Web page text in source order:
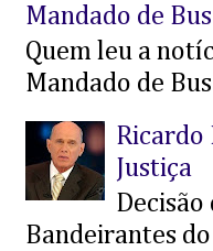
Mandado de
Quem leu a
Mandado de
Ricardo
Justiça
Decisão
Bandeirantes